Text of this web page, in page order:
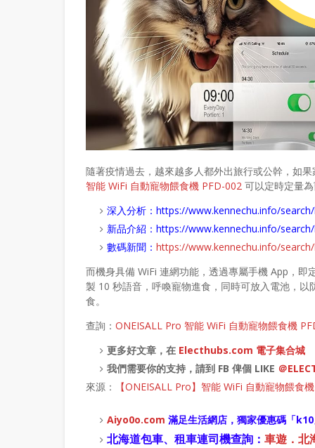
隨著疫情過去，越來越多人都外出旅行或公幹，如
智能 WiFi 自動寵物餵食機 PFD-002 可以定時定量
深入分析： https://www.kennechu.info/
新品介紹： https://www.kennechu.info/
數碼新聞： https://www.kennechu.info/
而機身具備 WiFi 連網功能，透過專屬手機 App，
製 10 秒語音，呼喚寵物進食，同時可放入電池，
食。
查詢： ONEISALL Pro 智能 WiFi 自動寵物餵食機
更多好文章，在 Electhubs.com 電子集合城
我們需要你的支持，請到 FB 俾個 LIKE ＠
來源：
【ONEISALL Pro】智能 WiFi 自動寵物餵食
Aiyo0o.com 滿足生活網店， 獨家優惠碼「k10
北海道包車、租車連司機查詢： 車遊．